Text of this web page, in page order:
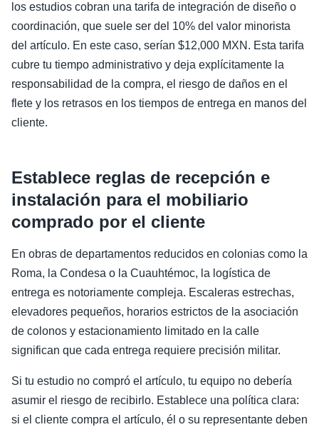
los estudios cobran una tarifa de integración de diseño o
coordinación, que suele ser del 10% del valor minorista
del artículo. En este caso, serían $12,000 MXN. Esta tarifa
cubre tu tiempo administrativo y deja explícitamente la
responsabilidad de la compra, el riesgo de daños en el
flete y los retrasos en los tiempos de entrega en manos del
cliente.
Establece reglas de recepción e
instalación para el mobiliario
comprado por el cliente
En obras de departamentos reducidos en colonias como la
Roma, la Condesa o la Cuauhtémoc, la logística de
entrega es notoriamente compleja. Escaleras estrechas,
elevadores pequeños, horarios estrictos de la asociación
de colonos y estacionamiento limitado en la calle
significan que cada entrega requiere precisión militar.
Si tu estudio no compró el artículo, tu equipo no debería
asumir el riesgo de recibirlo. Establece una política clara:
si el cliente compra el artículo, él o su representante deben